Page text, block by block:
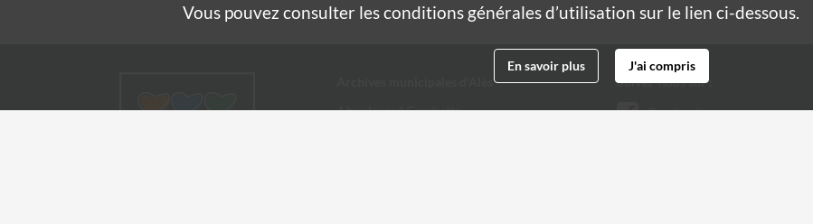
4 boulevard Gambetta
Suivez-nous sur :
Facebook
Vous pouvez consulter les conditions générales d’utilisation sur le lien ci-dessous.
En savoir plus J'ai compris